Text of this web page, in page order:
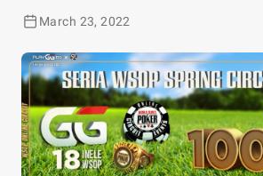
March 23, 2022